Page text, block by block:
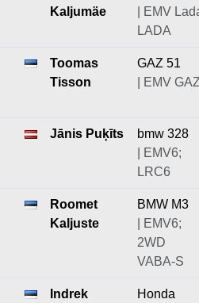
Kaljumäe
| EMV
LADA
Toomas
Tisson
GAZ 51
| EMV
Jānis Puķīts
bmw 328
| EMV6;
LRC6
Roomet
Kaljuste
BMW M3
| EMV6;
2WD
VABA-S
Indrek
Honda